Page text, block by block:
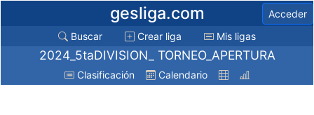
gesliga.com
Acceder
Buscar
Crear liga Mis ligas
2024_5taDIVISION_ TORNEO_APERTURA
Clasificación Calendario